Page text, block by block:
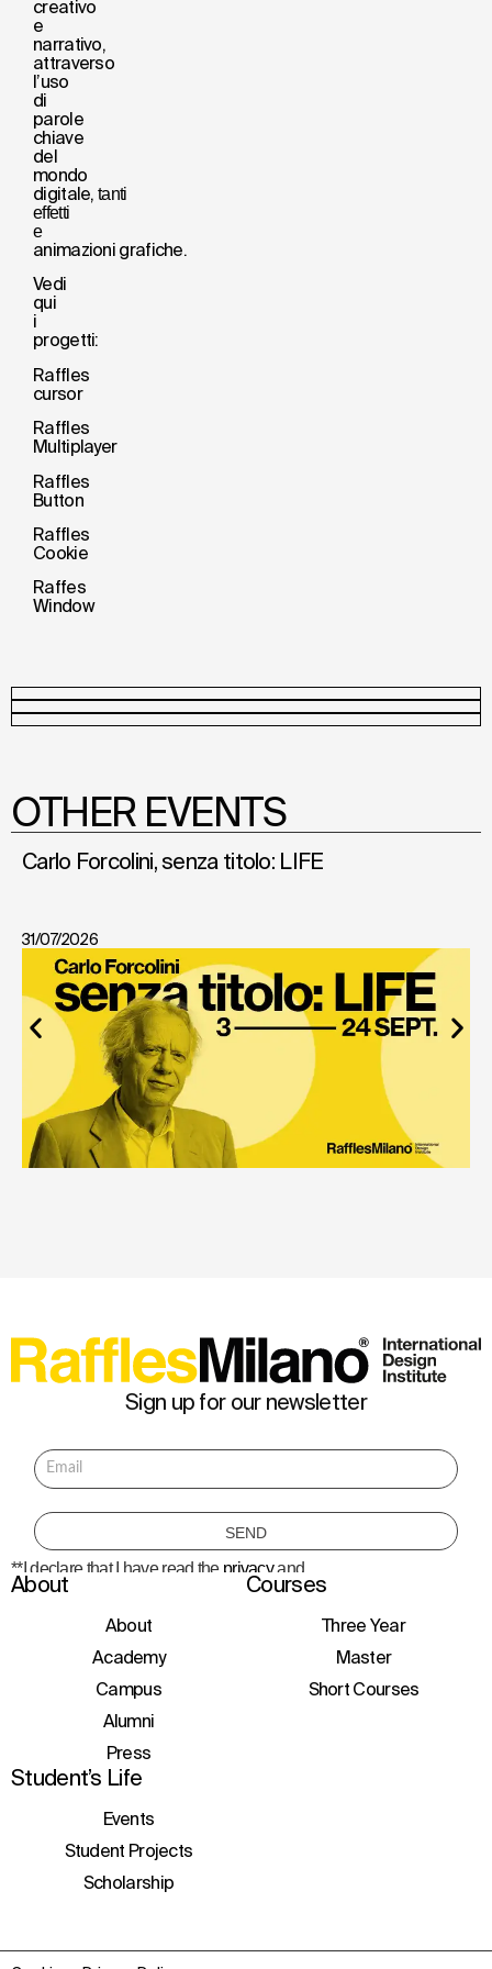
creativo
e
narrativo,
attraverso
l’uso
di
parole
chiave
del
mondo
digitale, tanti
effetti
e
animazioni grafiche.
Vedi
qui
i
progetti:
Raffles
cursor
Raffles
Multiplayer
Raffles
Button
Raffles
Cookie
Raffes
Window
OTHER EVENTS
Carlo Forcolini, senza titolo: LIFE
31/07/2026
Sign up for our newsletter
**I declare that I have read the privacyand
consent to the processing of personal data
initiatives, and events.
About
About
Academy
Campus
Alumni
Press
Courses
Three Year
Master
Short Courses
Student’s Life
Events
Student Projects
Scholarship